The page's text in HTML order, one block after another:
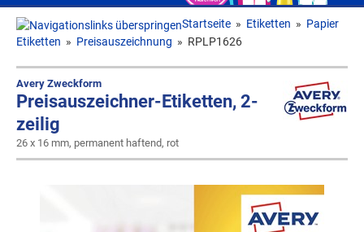
Startseite » Etiketten » Papier
Etiketten » Preisauszeichnung » RPLP1626
Avery Zweckform
Preisauszeichner-Etiketten, 2-
zeilig
26 x 16 mm, permanent haftend, rot